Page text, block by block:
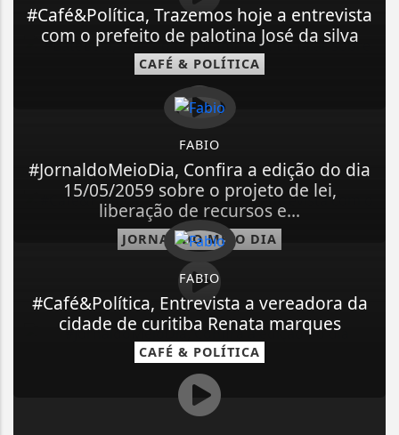
#Café&Política, Trazemos hoje a entrevista
com o prefeito de palotina José da silva
CAFÉ & POLÍTICA
FABIO
#JornaldoMeioDia, Confira a edição do dia
15/05/2059 sobre o projeto de lei,
liberação de recursos e...
JORNAL DO MEIO DIA
FABIO
#Café&Política, Entrevista a vereadora da
cidade de curitiba Renata marques
CAFÉ & POLÍTICA